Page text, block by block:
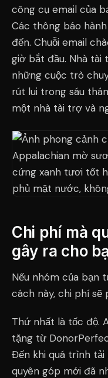
công cụ email của
Các thông báo
đến. Chuỗi email
giờ bắt đầu. Nhà tài
những cuộc trò
rút lui trong sáu
một nhà tài trợ và
Chi phí mà
gây ra cho
Nếu nhóm của bạn
cách này, chi phí sẽ
Thứ nhất là tốc độ.
tặng từ
Đến khi quá trình
quyên góp mới đã